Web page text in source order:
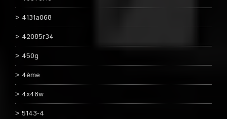
4131a068
42085r34
450g
4ème
4x48w
5143-4